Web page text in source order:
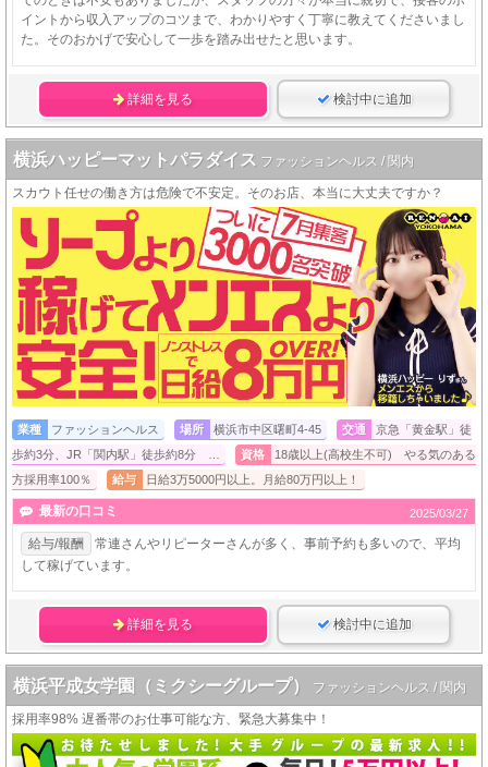
イントから収入アップのコツまで、わかりやすく丁寧に教えてくださいまし
た。そのおかげで安心して一歩を踏み出せたと思います。
詳細を見る 検討中に追加
横浜ハッピーマットパラダイス ファッションヘルス / 関内
スカウト任せの働き方は危険で不安定。そのお店、本当に大丈夫ですか？
業種 ファッションヘルス 場所 横浜市中区曙町4-45 交通
京急「黄金駅」徒
歩約3分、JR「関内駅」徒歩約8分 …
資格
18歳以上(高校生不可) やる気のある
方採用率100％
給与 日給3万5000円以上。月給80万円以上！
最新の口コミ 2025/03/27
給与/報酬
常連さんやリピーターさんが多く、事前予約も多いので、平均
して稼げています。
詳細を見る 検討中に追加
横浜平成女学園（ミクシーグループ） ファッションヘルス / 関内
採用率98% 遅番帯のお仕事可能な方、緊急大募集中！